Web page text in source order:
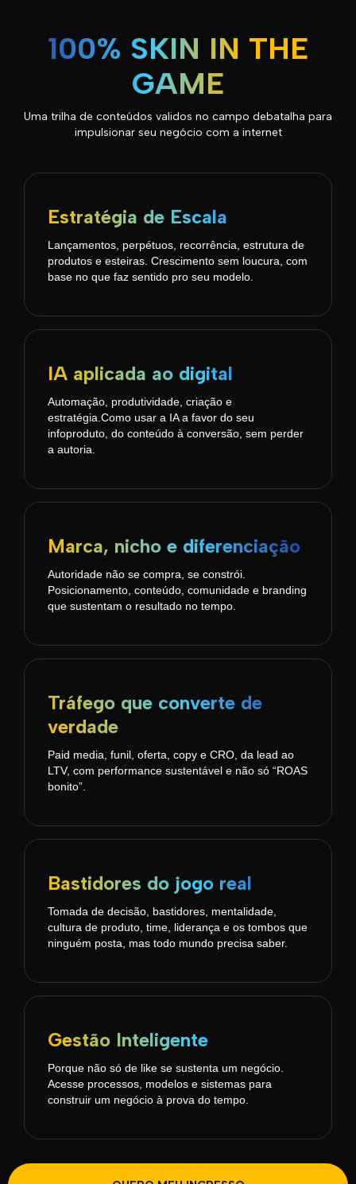
100% SKIN IN THE
GAME
Uma trilha de conteúdos validos no campo debatalha para
impulsionar seu negócio com a internet
Estratégia de Escala
Lançamentos, perpétuos, recorrência, estrutura de
produtos e esteiras. Crescimento sem loucura, com
base no que faz sentido pro seu modelo.
IA aplicada ao digital
Automação, produtividade, criação e
estratégia.Como usar a IA a favor do seu
infoproduto, do conteúdo à conversão, sem perder
a autoria.
Marca, nicho e diferenciação
Autoridade não se compra, se constrói.
Posicionamento, conteúdo, comunidade e branding
que sustentam o resultado no tempo.
Tráfego que converte de
verdade
Paid media, funil, oferta, copy e CRO, da lead ao
LTV, com performance sustentável e não só “ROAS
bonito”.
Bastidores do jogo real
Tomada de decisão, bastidores, mentalidade,
cultura de produto, time, liderança e os tombos que
ninguém posta, mas todo mundo precisa saber.
Gestão Inteligente
Porque não só de like se sustenta um negócio.
Acesse processos, modelos e sistemas para
construir um negócio à prova do tempo.